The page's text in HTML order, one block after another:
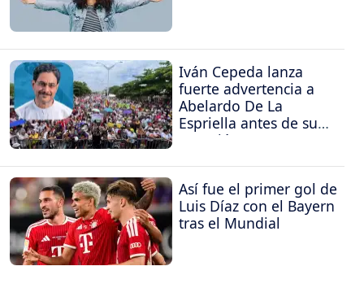
Iván Cepeda lanza
fuerte advertencia a
Abelardo De La
Espriella antes de su
posesión
Así fue el primer gol de
Luis Díaz con el Bayern
tras el Mundial